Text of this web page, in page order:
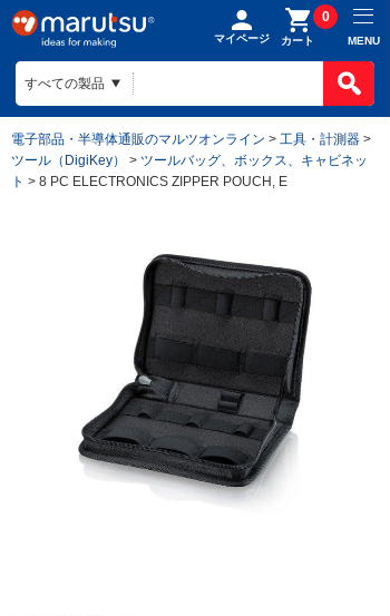
マイページ カート
0
MENU
電子部品・半導体通販のマルツオンライン > 工具・計測器 >
ツール（DigiKey）
> ツールバッグ、ボックス、キャビネッ
ト > 8 PC ELECTRONICS ZIPPER POUCH, E